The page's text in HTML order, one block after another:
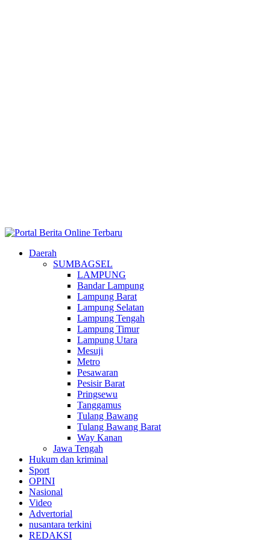
Daerah
SUMBAGSEL
LAMPUNG
Bandar Lampung
Lampung Barat
Lampung Selatan
Lampung Tengah
Lampung Timur
Lampung Utara
Mesuji
Metro
Pesawaran
Pesisir Barat
Pringsewu
Tanggamus
Tulang Bawang
Tulang Bawang Barat
Way Kanan
Jawa Tengah
Hukum dan kriminal
Sport
OPINI
Nasional
Video
Advertorial
nusantara terkini
REDAKSI